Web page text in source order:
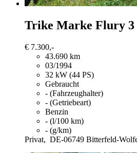
Trike Marke Flury 3
€ 7.300,-
43.690 km
03/1994
32 kW (44 PS)
Gebraucht
- (Fahrzeughalter)
- (Getriebeart)
Benzin
- (l/100 km)
- (g/km)
Privat, DE-06749 Bitterfeld-